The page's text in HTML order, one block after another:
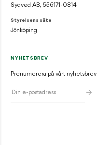
Sydved AB, 556171-0814
Styrelsens säte
Jönköping
NYHETSBREV
Prenumerera på vårt nyhetsbrev